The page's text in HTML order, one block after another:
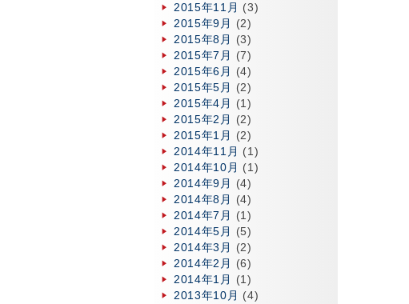
2015年11月 (3)
2015年9月
(2)
2015年8月
(3)
2015年7月
(7)
2015年6月
(4)
2015年5月
(2)
2015年4月
(1)
2015年2月
(2)
2015年1月
(2)
2014年11月 (1)
2014年10月 (1)
2014年9月
(4)
2014年8月
(4)
2014年7月
(1)
2014年5月
(5)
2014年3月
(2)
2014年2月
(6)
2014年1月
(1)
2013年10月 (4)